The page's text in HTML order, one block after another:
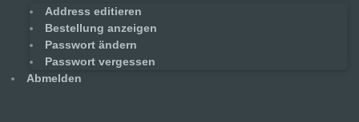
Address editieren
Bestellung anzeigen
Passwort ändern
Passwort vergessen
Abmelden